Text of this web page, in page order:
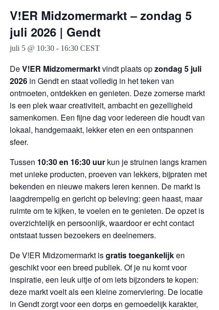
V!ER Midzomermarkt – zondag 5
juli 2026 | Gendt
juli 5 @ 10:30 - 16:30 CEST
DeV!ER Midzomermarktvindt plaats opzondag 5 juli
2026 in Gendt en staat volledig in het teken van
ontmoeten, ontdekken en genieten. Deze zomerse markt
is een plek waar creativiteit, ambacht en gezelligheid
samenkomen. Een fijne dag voor iedereen die houdt van
lokaal, handgemaakt, lekker eten en een ontspannen
sfeer.
Tussen 10:30 en 16:30 uur kun je struinen langs kramen
met unieke producten, proeven van lekkers, bijpraten met
bekenden en nieuwe makers leren kennen. De markt is
laagdrempelig en gericht op beleving: geen haast, maar
ruimte om te kijken, te voelen en te genieten. De opzet is
overzichtelijk en persoonlijk, waardoor er echt contact
ontstaat tussen bezoekers en deelnemers.
De V!ER Midzomermarkt isgratis toegankelijken
geschikt voor een breed publiek. Of je nu komt voor
inspiratie, een leuk uitje of om iets bijzonders te kopen:
deze markt voelt als een kleine zomerviering. De locatie
in Gendt zorgt voor een dorps en gemoedelijk karakter,